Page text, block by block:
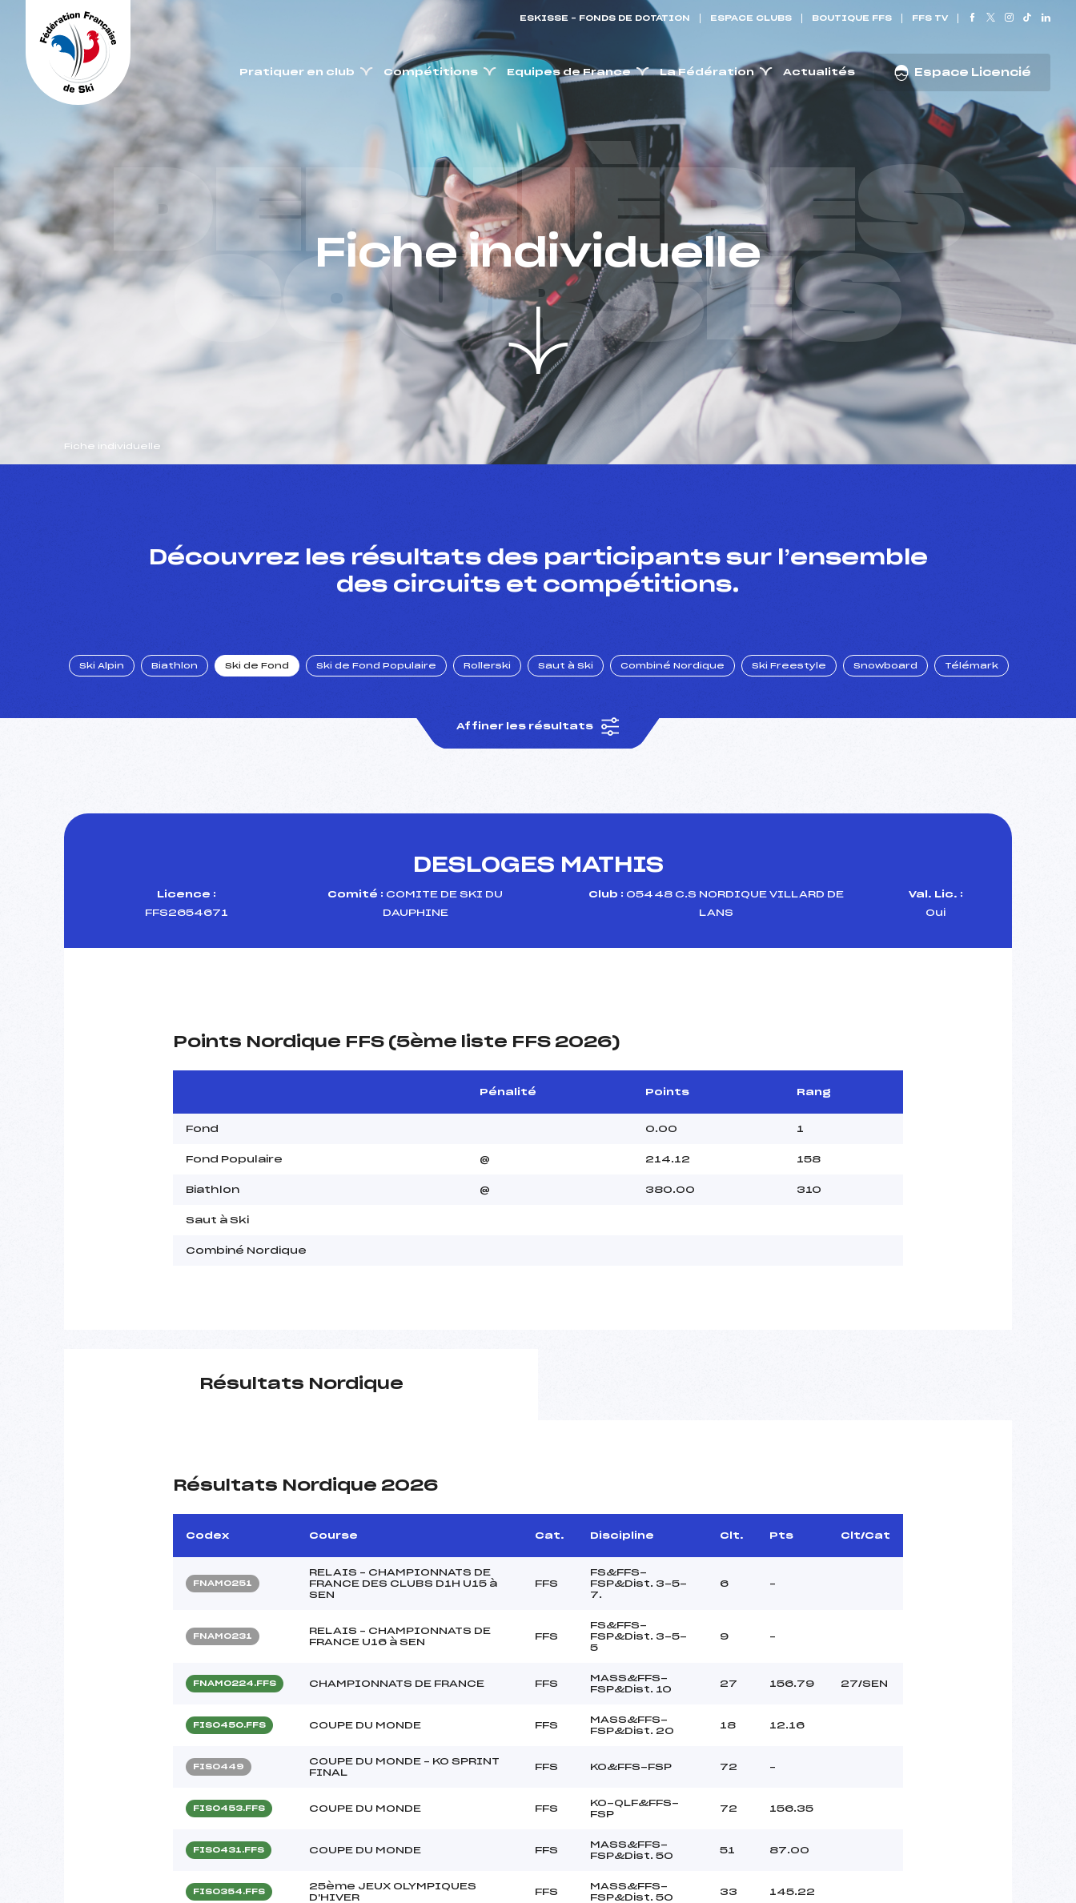
ESKISSE – FONDS DE DOTATION ESPACE CLUBS BOUTIQUE FFS FFS TV
Pratiquer en club Compétitions Equipes de France La Fédération Actualités Espace Licencié
DERNIÈRES
COURSES
Fiche individuelle
Fiche individuelle
Découvrez les résultats des participants sur l’ensemble
des circuits et compétitions.
Ski Alpin Biathlon Ski de Fond Ski de Fond Populaire Rollerski Saut à Ski Combiné Nordique Ski Freestyle Snowboard Télémark
Affiner les résultats
DESLOGES MATHIS
Licence :
FFS2654671
Comité : COMITE DE SKI DU
DAUPHINE
Club : 05448 C.S NORDIQUE VILLARD DE
LANS
Val. Lic. :
Oui
Points Nordique FFS (5ème liste FFS 2026)
Pénalité Points Rang
Fond 0.00 1
Fond Populaire @ 214.12 158
Biathlon @ 380.00 310
Saut à Ski
Combiné Nordique
Résultats Nordique
Résultats Nordique 2026
Codex Course Cat. Discipline Clt. Pts Clt/Cat
FNAM0251
RELAIS – CHAMPIONNATS DE
FRANCE DES CLUBS D1H U15 à
SEN
FFS
FS&FFS-
FSP&Dist. 3-5-
7.
6 –
FNAM0231
RELAIS – CHAMPIONNATS DE
FRANCE U16 à SEN
FFS
FS&FFS-
FSP&Dist. 3-5-
5
9 –
FNAM0224.FFS CHAMPIONNATS DE FRANCE FFS
MASS&FFS-
FSP&Dist. 10
27 156.79 27/SEN
FIS0450.FFS COUPE DU MONDE FFS
MASS&FFS-
FSP&Dist. 20
18 12.16
FIS0449
COUPE DU MONDE – KO SPRINT
FINAL
FFS KO&FFS-FSP 72 –
FIS0453.FFS COUPE DU MONDE FFS
KO-QLF&FFS-
FSP
72 156.35
FIS0431.FFS COUPE DU MONDE FFS
MASS&FFS-
FSP&Dist. 50
51 87.00
FIS0354.FFS
25ème JEUX OLYMPIQUES
D'HIVER
FFS
MASS&FFS-
FSP&Dist. 50
33 145.22